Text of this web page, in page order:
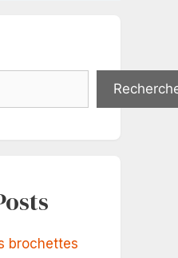
brochettes